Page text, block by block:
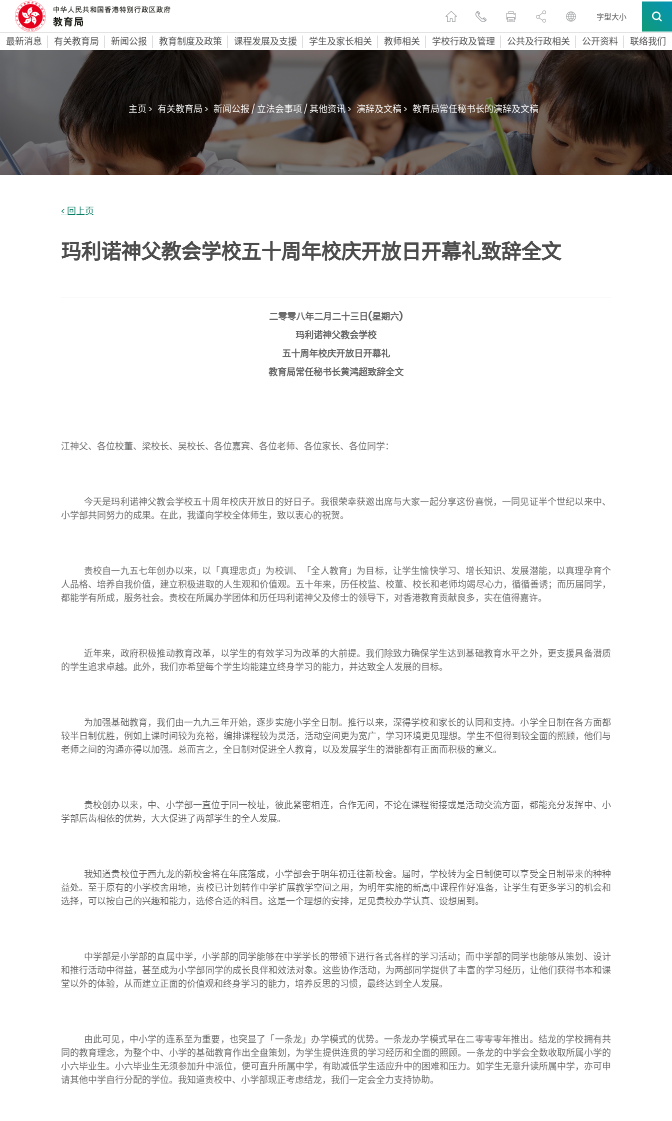
字型大小
最新消息 有关教育局 新闻公报 教育制度及政策 课程发展及支援 学生及家长相关 教师相关 学校行政及管理 公共及行政相关 公开资料 联络我们
主页 > 有关教育局 > 新闻公报 / 立法会事项 / 其他资讯 > 演辞及文稿 > 教育局常任秘书长的演辞及文稿
< 回上页
玛利诺神父教会学校五十周年校庆开放日开幕礼致辞全文
二零零八年二月二十三日(星期六)
玛利诺神父教会学校
五十周年校庆开放日开幕礼
教育局常任秘书长黄鸿超致辞全文
江神父、各位校董、梁校长、吴校长、各位嘉宾、各位老师、各位家长、各位同学：
今天是玛利诺神父教会学校五十周年校庆开放日的好日子。我很荣幸获邀出席与大家一起分享这份喜悦，一同见证半个世纪以来中、
小学部共同努力的成果。在此，我谨向学校全体师生，致以衷心的祝贺。
贵校自一九五七年创办以来，以「真理忠贞」为校训、「全人教育」为目标，让学生愉快学习、增长知识、发展潜能，以真理孕育个
人品格、培养自我价值，建立积极进取的人生观和价值观。五十年来，历任校监、校董、校长和老师均竭尽心力，循循善诱；而历届同学，
都能学有所成，服务社会。贵校在所属办学团体和历任玛利诺神父及修士的领导下，对香港教育贡献良多，实在值得嘉许。
近年来，政府积极推动教育改革，以学生的有效学习为改革的大前提。我们除致力确保学生达到基础教育水平之外，更支援具备潜质
的学生追求卓越。此外，我们亦希望每个学生均能建立终身学习的能力，并达致全人发展的目标。
为加强基础教育，我们由一九九三年开始，逐步实施小学全日制。推行以来，深得学校和家长的认同和支持。小学全日制在各方面都
较半日制优胜，例如上课时间较为充裕，编排课程较为灵活，活动空间更为宽广，学习环境更见理想。学生不但得到较全面的照顾，他们与
老师之间的沟通亦得以加强。总而言之，全日制对促进全人教育，以及发展学生的潜能都有正面而积极的意义。
贵校创办以来，中、小学部一直位于同一校址，彼此紧密相连，合作无间，不论在课程衔接或是活动交流方面，都能充分发挥中、小
学部唇齿相依的优势，大大促进了两部学生的全人发展。
我知道贵校位于西九龙的新校舍将在年底落成，小学部会于明年初迁往新校舍。届时，学校转为全日制便可以享受全日制带来的种种
益处。至于原有的小学校舍用地，贵校已计划转作中学扩展教学空间之用，为明年实施的新高中课程作好准备，让学生有更多学习的机会和
选择，可以按自己的兴趣和能力，选修合适的科目。这是一个理想的安排，足见贵校办学认真、设想周到。
中学部是小学部的直属中学，小学部的同学能够在中学学长的带领下进行各式各样的学习活动；而中学部的同学也能够从策划、设计
和推行活动中得益，甚至成为小学部同学的成长良伴和效法对象。这些协作活动，为两部同学提供了丰富的学习经历，让他们获得书本和课
堂以外的体验，从而建立正面的价值观和终身学习的能力，培养反思的习惯，最终达到全人发展。
由此可见，中小学的连系至为重要，也突显了「一条龙」办学模式的优势。一条龙办学模式早在二零零零年推出。结龙的学校拥有共
同的教育理念，为整个中、小学的基础教育作出全盘策划，为学生提供连贯的学习经历和全面的照顾。一条龙的中学会全数收取所属小学的
小六毕业生。小六毕业生无须参加升中派位，便可直升所属中学，有助减低学生适应升中的困难和压力。如学生无意升读所属中学，亦可申
请其他中学自行分配的学位。我知道贵校中、小学部现正考虑结龙，我们一定会全力支持协助。